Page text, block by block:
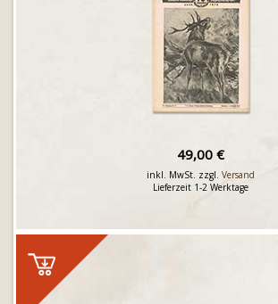
49,00 €
inkl. MwSt. zzgl. Versand
Lieferzeit 1-2 Werktage